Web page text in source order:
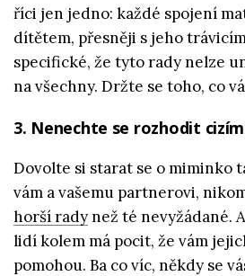
říci jen jedno: každé spojení
dítětem, přesněji s jeho
specifické, že tyto rady nelze
na všechny. Držte se toho, co
3. Nenechte se rozhodit
Dovolte si starat se o miminko
vám a vašemu partnerovi,
horší radynež té nevyžádané.
lidí kolem má pocit, že vám
pomohou. Ba co víc, někdy se